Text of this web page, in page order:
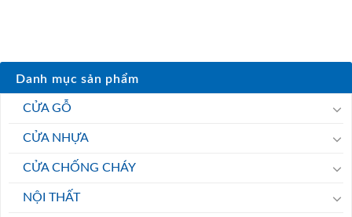
Danh mục sản phẩm
CỬA GỖ
CỬA NHỰA
CỬA CHỐNG CHÁY
NỘI THẤT